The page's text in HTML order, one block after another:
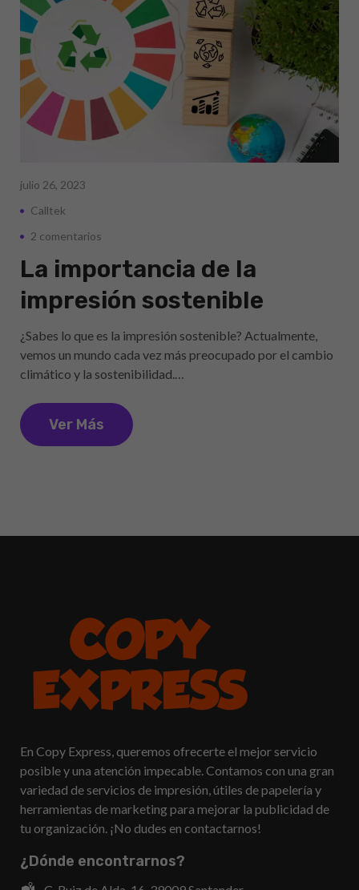
julio 26, 2023
Calltek
2 comentarios
La importancia de la
impresión sostenible
¿Sabes lo que es la impresión sostenible? Actualmente,
vemos un mundo cada vez más preocupado por el cambio
climático y la sostenibilidad.…
Ver Más
En Copy Express, queremos ofrecerte el mejor servicio
posible y una atención impecable. Contamos con una gran
variedad de servicios de impresión, útiles de papelería y
herramientas de marketing para mejorar la publicidad de
tu organización. ¡No dudes en contactarnos!
¿Dónde encontrarnos?